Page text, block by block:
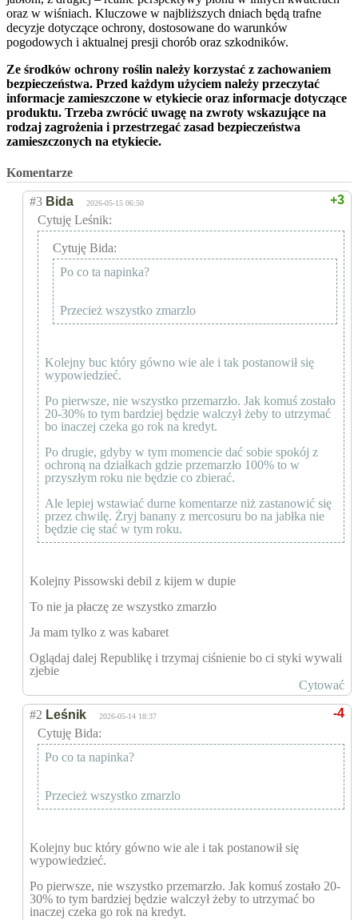
oraz w wiśniach. Kluczowe w najbliższych dniach będą trafne
decyzje dotyczące ochrony, dostosowane do warunków
pogodowych i aktualnej presji chorób oraz szkodników.
Ze środków ochrony roślin należy korzystać z zachowaniem
bezpieczeństwa. Przed każdym użyciem należy przeczytać
informacje zamieszczone w etykiecie oraz informacje dotyczące
produktu. Trzeba zwrócić uwagę na zwroty wskazujące na
rodzaj zagrożenia i przestrzegać zasad bezpieczeństwa
zamieszczonych na etykiecie.
Komentarze
+3
#3 Bida 2026-05-15 06:50
Cytuję Leśnik:
Cytuję Bida:
Po co ta napinka?
Przecież wszystko zmarzlo
Kolejny buc który gówno wie ale i tak postanowił się
wypowiedzieć.
Po pierwsze, nie wszystko przemarzło. Jak komuś zostało
20-30% to tym bardziej będzie walczył żeby to utrzymać
bo inaczej czeka go rok na kredyt.
Po drugie, gdyby w tym momencie dać sobie spokój z
ochroną na działkach gdzie przemarzło 100% to w
przyszłym roku nie będzie co zbierać.
Ale lepiej wstawiać durne komentarze niż zastanowić się
przez chwilę. Żryj banany z mercosuru bo na jabłka nie
będzie cię stać w tym roku.
Kolejny Pissowski debil z kijem w dupie
To nie ja płaczę ze wszystko zmarzło
Ja mam tylko z was kabaret
Oglądaj dalej Republikę i trzymaj ciśnienie bo ci styki wywali
zjebie
Cytować
-4
#2 Leśnik 2026-05-14 18:37
Cytuję Bida:
Po co ta napinka?
Przecież wszystko zmarzlo
Kolejny buc który gówno wie ale i tak postanowił się
wypowiedzieć.
Po pierwsze, nie wszystko przemarzło. Jak komuś zostało 20-
30% to tym bardziej będzie walczył żeby to utrzymać bo
inaczej czeka go rok na kredyt.